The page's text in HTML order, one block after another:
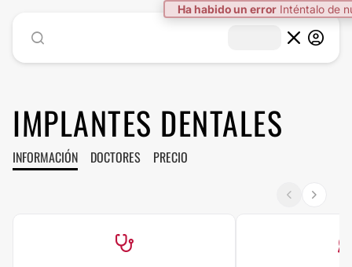
Ha habido un error Inténtalo de
IMPLANTES DENTALES
INFORMACIÓN DOCTORES PRECIO